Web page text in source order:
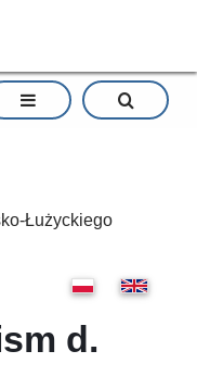
Łużyckiego
d.